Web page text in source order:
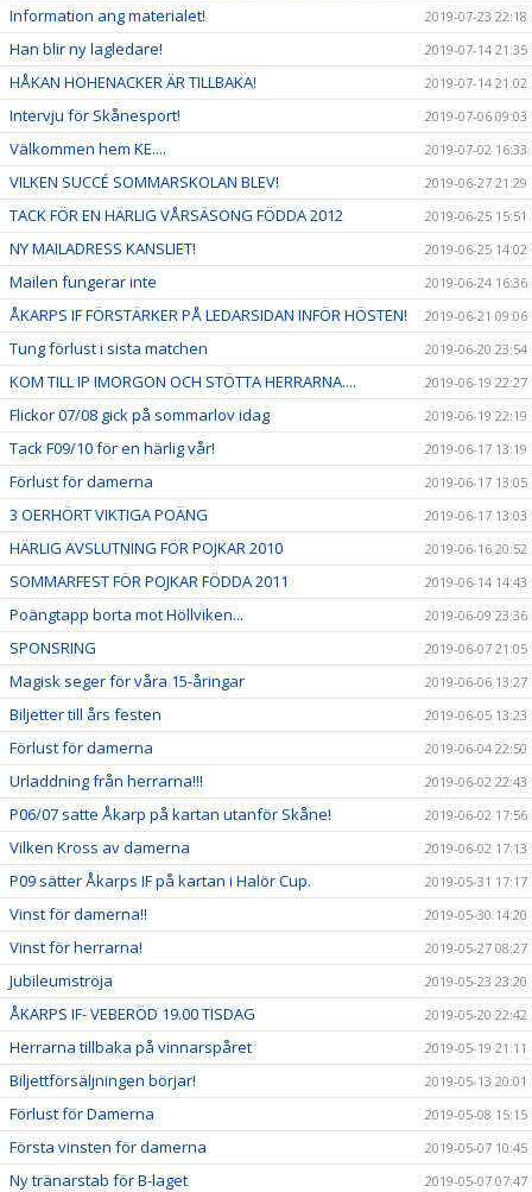
Information ang materialet! 2019-07-23 22:18
Han blir ny lagledare! 2019-07-14 21:35
HÅKAN HOHENACKER ÄR TILLBAKA! 2019-07-14 21:02
Intervju för Skånesport! 2019-07-06 09:03
Välkommen hem KE.... 2019-07-02 16:33
VILKEN SUCCÉ SOMMARSKOLAN BLEV! 2019-06-27 21:29
TACK FÖR EN HÄRLIG VÅRSÄSONG FÖDDA 2012 2019-06-25 15:51
NY MAILADRESS KANSLIET! 2019-06-25 14:02
Mailen fungerar inte 2019-06-24 16:36
ÅKARPS IF FÖRSTÄRKER PÅ LEDARSIDAN INFÖR HÖSTEN! 2019-06-21 09:06
Tung förlust i sista matchen 2019-06-20 23:54
KOM TILL IP IMORGON OCH STÖTTA HERRARNA.... 2019-06-19 22:27
Flickor 07/08 gick på sommarlov idag 2019-06-19 22:19
Tack F09/10 för en härlig vår! 2019-06-17 13:19
Förlust för damerna 2019-06-17 13:05
3 OERHÖRT VIKTIGA POÄNG 2019-06-17 13:03
HÄRLIG AVSLUTNING FÖR POJKAR 2010 2019-06-16 20:52
SOMMARFEST FÖR POJKAR FÖDDA 2011 2019-06-14 14:43
Poängtapp borta mot Höllviken... 2019-06-09 23:36
SPONSRING 2019-06-07 21:05
Magisk seger för våra 15-åringar 2019-06-06 13:27
Biljetter till års festen 2019-06-05 13:23
Förlust för damerna 2019-06-04 22:50
Urladdning från herrarna!!! 2019-06-02 22:43
P06/07 satte Åkarp på kartan utanför Skåne! 2019-06-02 17:56
Vilken Kross av damerna 2019-06-02 17:13
P09 sätter Åkarps IF på kartan i Halör Cup. 2019-05-31 17:17
Vinst för damerna!! 2019-05-30 14:20
Vinst för herrarna! 2019-05-27 08:27
Jubileumströja 2019-05-23 23:20
ÅKARPS IF- VEBERÖD 19.00 TISDAG 2019-05-20 22:42
Herrarna tillbaka på vinnarspåret 2019-05-19 21:11
Biljettförsäljningen börjar! 2019-05-13 20:01
Förlust för Damerna 2019-05-08 15:15
Första vinsten för damerna 2019-05-07 10:45
Ny tränarstab för B-laget 2019-05-07 07:47